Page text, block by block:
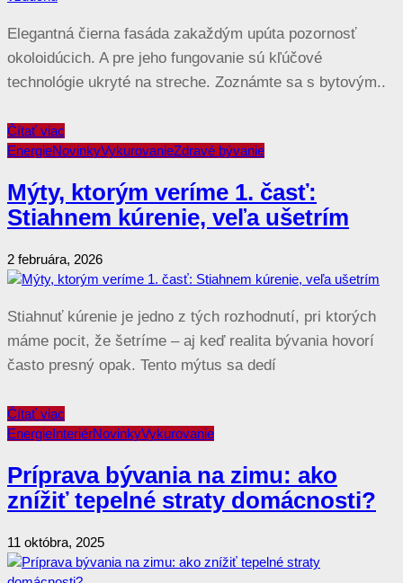
Elegantná čierna fasáda zakaždým upúta pozornosť
okoloidúcich. A pre jeho fungovanie sú kľúčové
technológie ukryté na streche. Zoznámte sa s bytovým..
Čítať viac
EnergieNovinkyVykurovanieZdravé bývanie
Mýty, ktorým veríme 1. časť:
Stiahnem kúrenie, veľa ušetrím
2 februára, 2026
Stiahnuť kúrenie je jedno z tých rozhodnutí, pri ktorých
máme pocit, že šetríme – aj keď realita bývania hovorí
často presný opak. Tento mýtus sa dedí
Čítať viac
EnergieInteriérNovinkyVykurovanie
Príprava bývania na zimu: ako
znížiť tepelné straty domácnosti?
11 októbra, 2025